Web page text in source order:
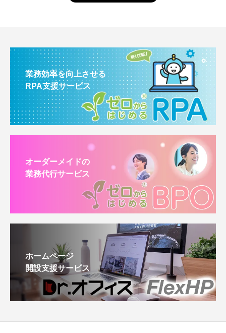
業務効率を向上させる
RPA支援サービス
オーダーメイドの
業務代行サービス
ホームページ
開設支援サービス